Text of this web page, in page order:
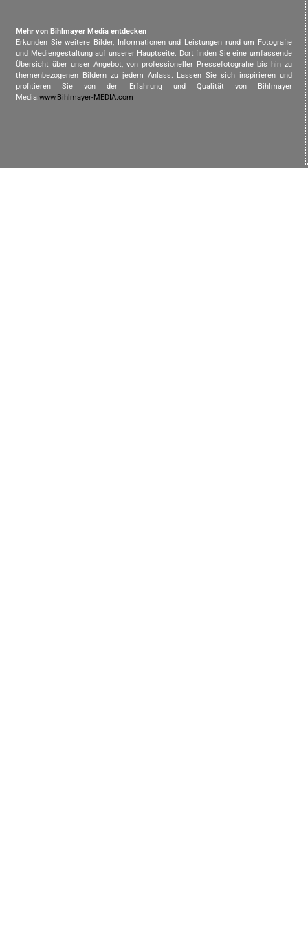
Mehr von Bihlmayer Media entdecken
Erkunden Sie weitere Bilder, Informationen und Leistungen rund um Fotografie
und Mediengestaltung auf unserer Hauptseite. Dort finden Sie eine umfassende
Übersicht über unser Angebot, von professioneller Pressefotografie bis hin zu
themenbezogenen Bildern zu jedem Anlass. Lassen Sie sich inspirieren und
profitieren Sie von der Erfahrung und Qualität von Bihlmayer
Media.www.Bihlmayer-MEDIA.com